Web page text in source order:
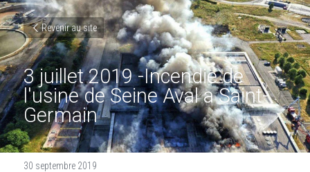
Revenir au site
3 juillet 2019 -Incendie de
l'usine de Seine Aval a Saint-
Germain
30 septembre 2019